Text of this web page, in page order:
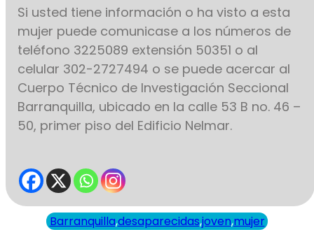
Si usted tiene información o ha visto a esta
mujer puede comunicase a los números de
teléfono 3225089 extensión 50351 o al
celular 302-2727494 o se puede acercar al
Cuerpo Técnico de Investigación Seccional
Barranquilla, ubicado en la calle 53 B no. 46 –
50, primer piso del Edificio Nelmar.
Barranquilla,desaparecidas,joven,mujer